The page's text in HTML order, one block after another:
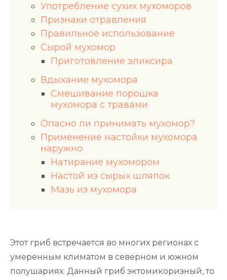
Употребление сухих мухоморов
Признаки отравления
Правильное использование
Сырой мухомор
Приготовление эликсира
Вдыхание мухомора
Смешивание порошка
мухомора с травами
Опасно ли принимать мухомор?
Применение настойки мухомора
наружно
Натирание мухомором
Настой из сырых шляпок
Мазь из мухомора
Этот гриб встречается во многих регионах с
умеренным климатом в северном и южном
полушариях. Данный гриб эктомикоризный, то